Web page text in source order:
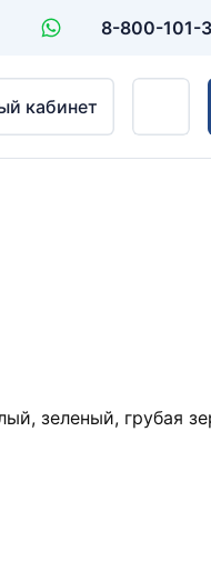
8-800-101-
кабинет
зеленый, грубая